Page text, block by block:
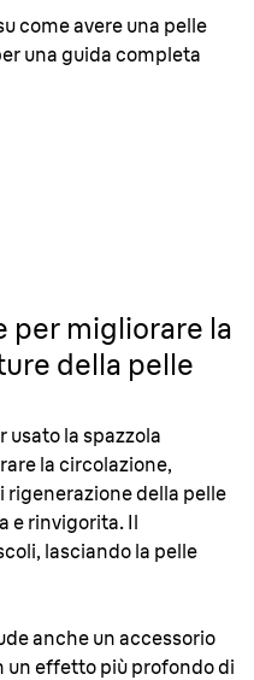
come avere una pelle
una guida completa
per migliorare la
della pelle
usato la spazzola
la circolazione,
rigenerazione della pelle
e rinvigorita. Il
lasciando la pelle
anche un accessorio
un effetto più profondo di